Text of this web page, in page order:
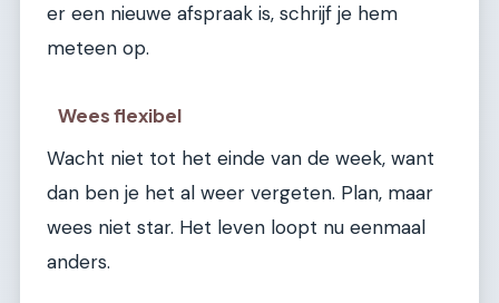
er een nieuwe afspraak is, schrijf je hem
meteen op.
Wees flexibel
Wacht niet tot het einde van de week, want
dan ben je het al weer vergeten. Plan, maar
wees niet star. Het leven loopt nu eenmaal
anders.